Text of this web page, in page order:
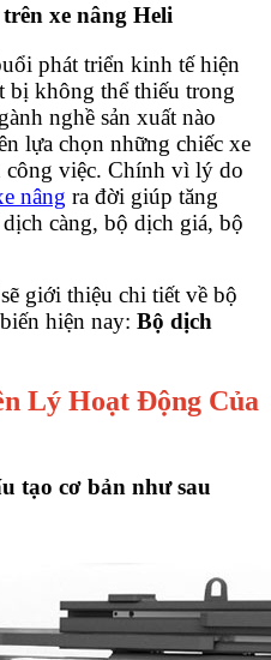
xe nâng Heli
phát triển kinh tế hiện
bị không thể thiếu trong
nghề sản xuất nào
lựa chọn những chiếc xe
công việc. Chính vì lý do
nâng ra đời giúp tăng
càng, bộ dịch giá, bộ
giới thiệu chi tiết về bộ
hiện nay: Bộ dịch
Lý Hoạt Động Của
tạo cơ bản như sau